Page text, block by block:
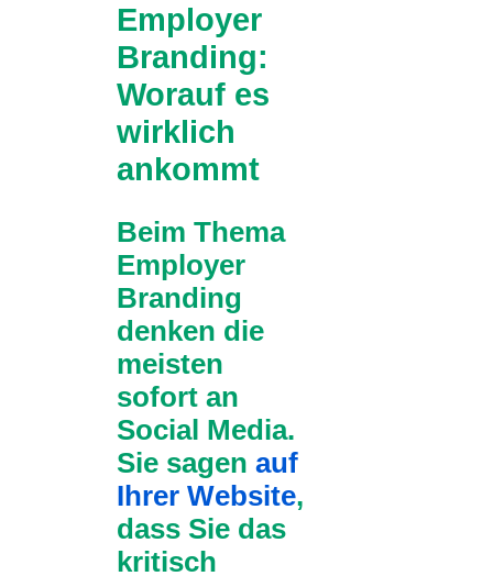
Employer
Branding:
Worauf es
wirklich
ankommt
Beim Thema
Employer
Branding
denken die
meisten
sofort an
Social Media.
Sie sagen auf
Ihrer Website,
dass Sie das
kritisch